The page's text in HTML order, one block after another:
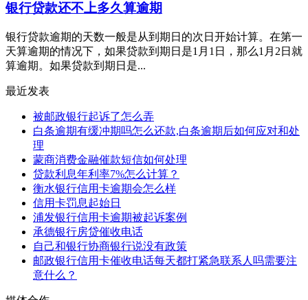
银行贷款还不上多久算逾期
银行贷款逾期的天数一般是从到期日的次日开始计算。在第一
天算逾期的情况下，如果贷款到期日是1月1日，那么1月2日就
算逾期。如果贷款到期日是...
最近发表
被邮政银行起诉了怎么弄
白条逾期有缓冲期吗怎么还款,白条逾期后如何应对和处
理
蒙商消费金融催款短信如何处理
贷款利息年利率7%怎么计算？
衡水银行信用卡逾期会怎么样
信用卡罚息起始日
浦发银行信用卡逾期被起诉案例
承德银行房贷催收电话
自己和银行协商银行说没有政策
邮政银行信用卡催收电话每天都打紧急联系人吗需要注
意什么？